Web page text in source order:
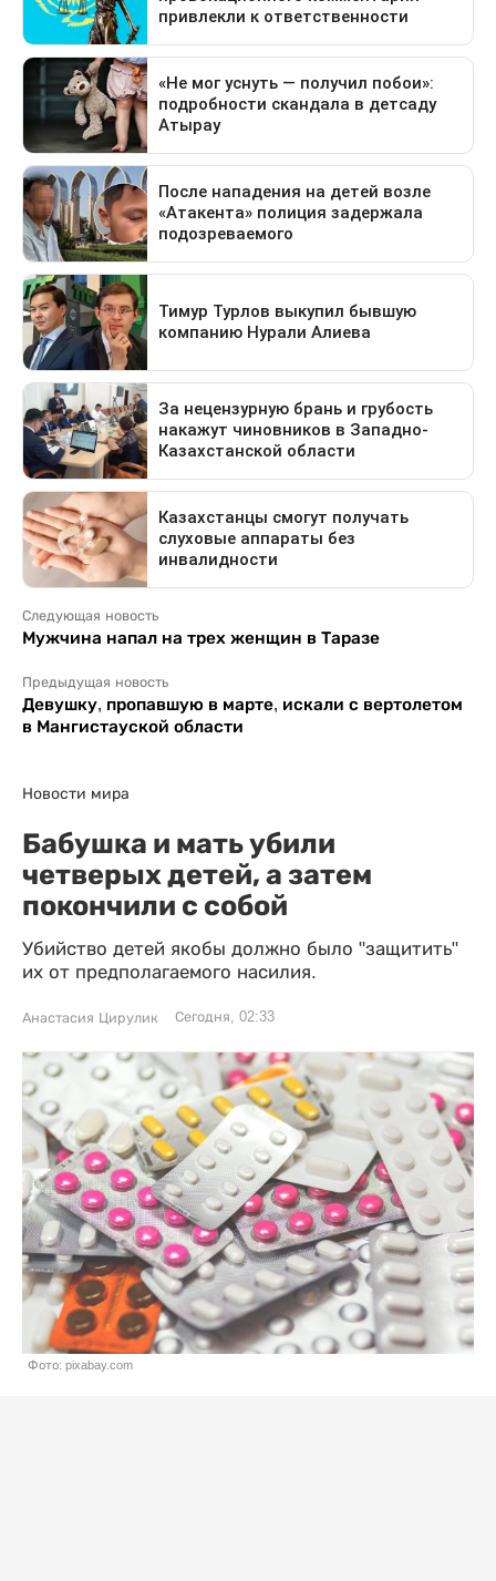
Следующая новость
Мужчина напал на трех женщин в Таразе
Предыдущая новость
Девушку, пропавшую в марте, искали с вертолетом
в Мангистауской области
Новости мира
Бабушка и мать убили
четверых детей, а затем
покончили с собой
Убийство детей якобы должно было "защитить"
их от предполагаемого насилия.
Анастасия Цирулик Сегодня, 02:33
Фото: pixabay.com